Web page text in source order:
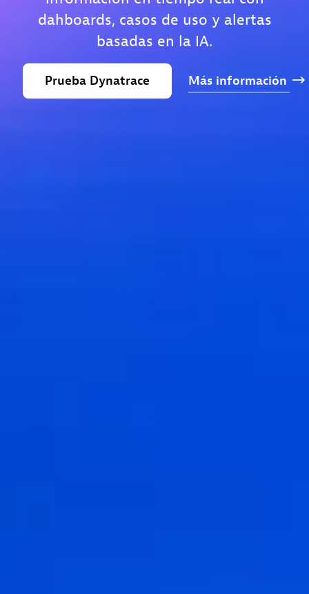
dahboards, casos de uso y alertas
basadas en la IA.
Prueba Dynatrace Más información